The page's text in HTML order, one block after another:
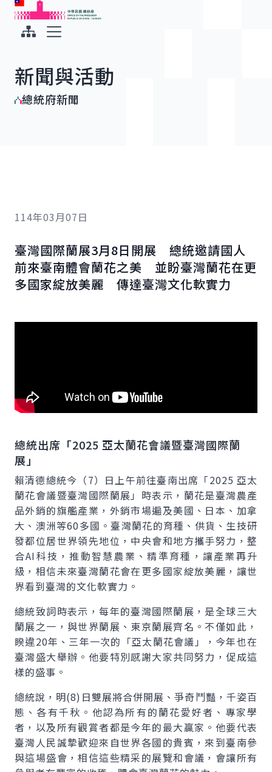
跳到主要內容
中華民國總統府
新聞與活動
總統府新聞
114年03月07日
臺灣國際蘭展3月8日開展 總統邀請國人
前來臺南體會蘭花之美 並盼臺灣蘭花在更
多國家綻放美麗 傳達臺灣文化軟實力
總統出席「2025 亞太蘭花會議暨臺灣國際蘭
展」
賴清德總統今（7）日上午前往臺南出席「2025 亞太
蘭花會議暨臺灣國際蘭展」時表示，蘭花是臺灣農產
品外銷的旗艦產業，外銷市場遍及美國、日本、加拿
大、澳洲等60多國。臺灣蘭花的育種、供貨、生技研
發都位居世界領先地位，中央會和地方攜手努力，整
合AI科技，推動智慧農業、精準育種，讓產業再升
級，相信未來臺灣蘭花會在更多國家綻放美麗，讓世
界看到臺灣的文化軟實力。
總統致詞時表示，每年的臺灣國際蘭展，是全球三大
蘭展之一，與世界蘭展、東京蘭展齊名。不僅如此，
睽違20年、三年一次的「亞太蘭花會議」，今年也在
臺灣盛大舉辦。他要特別感謝大家共同努力，促成這
樣的盛事。
總統說，明(8)日雙展將合併開展、爭奇鬥豔，千姿百
態、各有千秋。他認為所有的蘭花愛好者、專家學
者，以及所有觀賞者都是今年的最大贏家。他要代表
臺灣人民誠摯歡迎來自世界各國的貴賓，來到臺南參
與這場盛會，相信這些精采的展覽和會議，會讓所有